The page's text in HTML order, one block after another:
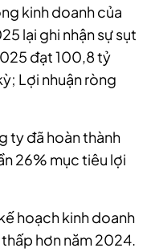
kinh doanh của
lại ghi nhận sự sụt
đạt 100,8 tỷ
Lợi nhuận ròng
ty đã hoàn thành
26% mục tiêu lợi
hoạch kinh doanh
hơn năm 2024.